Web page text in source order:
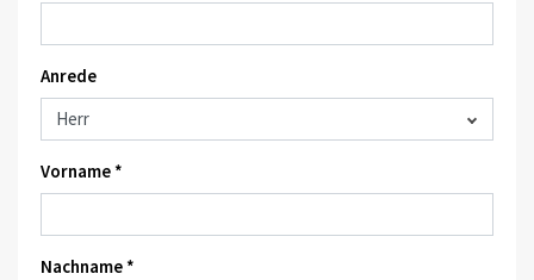
Anrede
Vorname *
Nachname *